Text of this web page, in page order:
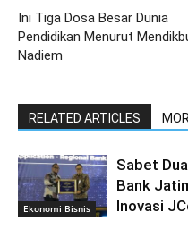
Ini Tiga Dosa Besar Dunia
Pendidikan Menurut
Nadiem
RELATED ARTICLES
Ekonomi Bisnis
Sabet
Bank
Inovasi